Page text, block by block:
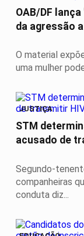
OAB/DF
da agressão
O material
uma mulher
JUSTIÇA
STM
acusado de
Segundo-
companheiras
conduta diz...